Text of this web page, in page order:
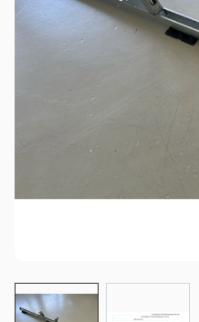
View larger image